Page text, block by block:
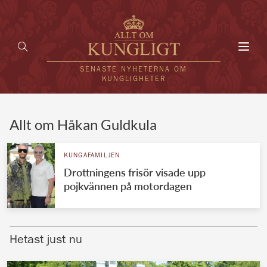
SENASTE NYHETERNA OM
KUNGLIGHETER
UTLÄNDSKT
VÄRLDENS KUNGAHUS
Brittiska kungahuset
Allt om Håkan Guldkula
KUNGAFAMILJEN
Drottningens frisör visade upp
pojkvännen på motordagen
Hetast just nu